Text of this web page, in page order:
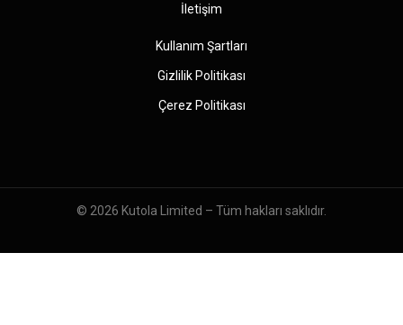
İletişim
Kullanım Şartları
Gizlilik Politikası
Çerez Politikası
© 2026 Kutola Limited – Tüm hakları saklıdır.